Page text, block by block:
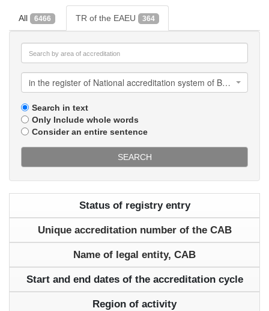
All 6466 TR of the EAEU 364
in the register of National accreditation system of Belarus
Search in text
Only Include whole words
Consider an entire sentence
SEARCH
Status of registry entry
Unique accreditation number of the CAB
Name of legal entity, CAB
Start and end dates of the accreditation cycle
Region of activity